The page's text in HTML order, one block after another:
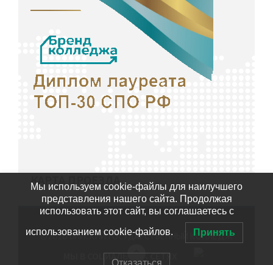
КАРТА ПРОЕЗДА
©2020БИЙСКИЙ ГОСУДАРСТВЕННЫЙ КОЛЛЕДЖ
МЫ В СОЦИАЛЬНЫХ СЕТЯХ
Мы используем cookie-файлы для наилучшего
представления нашего сайта. Продолжая
использовать этот сайт, вы соглашаетесь с
использованием cookie-файлов. Принять
Отказаться